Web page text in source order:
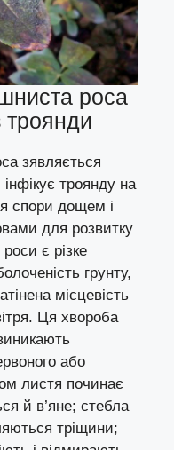
роса
троянди
зявляється
троянду на
спори дощем і
для розвитку
є різке
грунту,
місцевість
Ця хвороба
або
листя починає
й в’яне; стебла
тріщини;